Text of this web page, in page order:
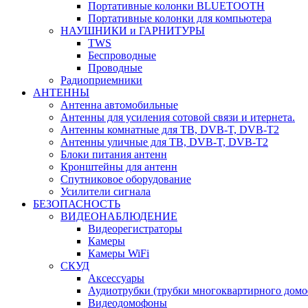
Портативные колонки BLUETOOTH
Портативные колонки для компьютера
НАУШНИКИ и ГАРНИТУРЫ
TWS
Беспроводные
Проводные
Радиоприемники
АНТЕННЫ
Антенна автомобильные
Антенны для усиления сотовой связи и итернета.
Антенны комнатные для ТВ, DVB-T, DVB-T2
Антенны уличные для ТВ, DVB-T, DVB-T2
Блоки питания антенн
Кронштейны для антенн
Спутниковое оборудование
Усилители сигнала
БЕЗОПАСНОСТЬ
ВИДЕОНАБЛЮДЕНИЕ
Видеорегистраторы
Камеры
Камеры WiFi
СКУД
Аксессуары
Аудиотрубки (трубки многоквартирного
Видеодомофоны